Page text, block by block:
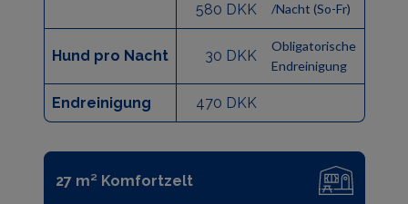
580 DKK /Nacht (So-Fr)
Hund pro Nacht 30 DKK
Obligatorische
Endreinigung
Endreinigung 470 DKK
27 m² Komfortzelt